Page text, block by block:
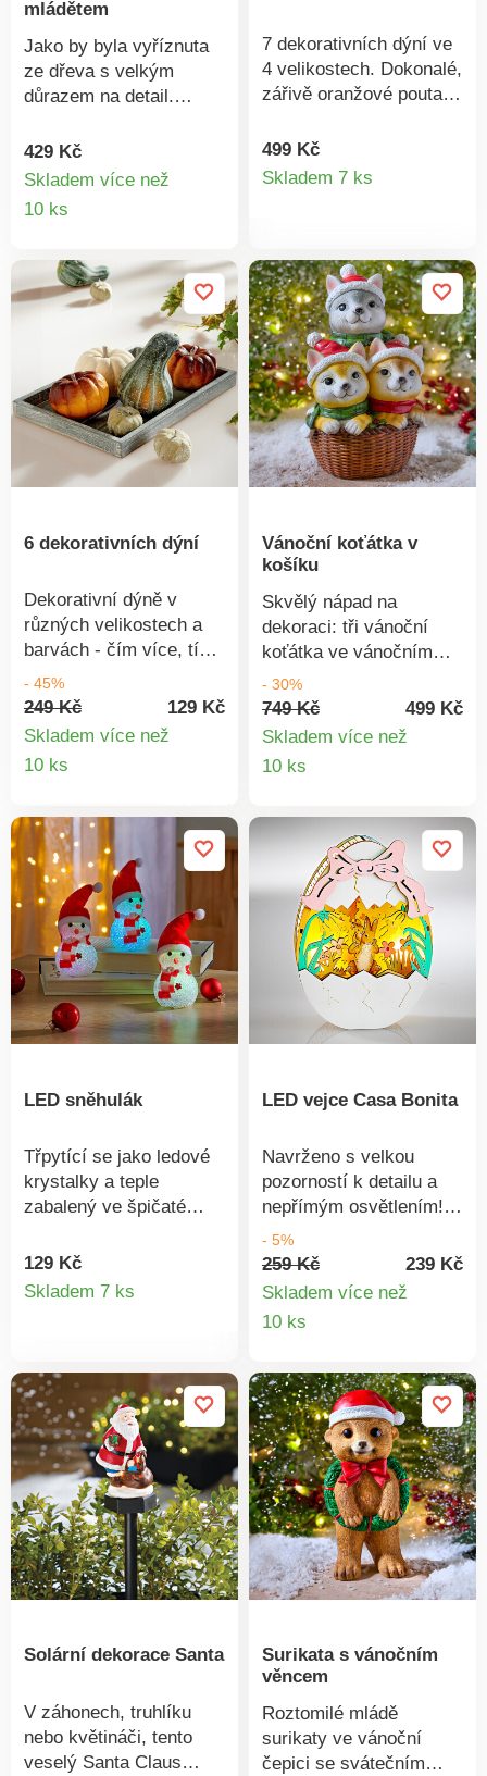
mládětem
Jako by byla vyříznuta
ze dřeva s velkým
důrazem na detail.
– dekorace zaujme
detailním zpracováním.
dynamikou, který dodá
Filigránový vzhled
dřeva. Velice realistické.
Skvělý poutač. Eldo.
429 Kč
Skladem více než
10 ks
7 dekorativních dýní ve
4 velikostech. Dokonalé,
zářivě oranžové poutače
stolu, oslavy sklizně
nebo večírky
499 Kč
Skladem 7 ks
6 dekorativních dýní
Dekorativní dýně v
různých velikostech a
barvách - čím více, tím
lépe!
- 45%
249 Kč
129 Kč
Skladem více než
10 ks
Vánoční koťátka v
košíku
Skvělý nápad na
dekoraci: tři vánoční
koťátka ve vánočním
košíku! Pohled na ně
každého zahřeje u
srdce. Nápad na
interiér + exteriér.
- 30%
749 Kč
499 Kč
Skladem více než
10 ks
LED sněhulák
Třpytící se jako ledové
krystalky a teple
zabalený ve špičaté
roztomilý sněhulák
nenechá nikoho na
dárek. LED. Provoz na
baterie. Nápad na dárek.
Eldo. Provoz na 2
knoflíkové baterie LR44
(nejsou součástí).
129 Kč
Skladem 7 ks
LED vejce Casa Bonita
Navrženo s velkou
pozorností k detailu a
nepřímým osvětlením!
Toto filigránské LED
vejce v jemných
pastelových tónech
výzdobu.
- 5%
259 Kč
239 Kč
Skladem více než
10 ks
Solární dekorace Santa
V záhonech, truhlíku
nebo květináči, tento
veselý Santa Claus
Surikata s vánočním
věncem
Roztomilé mládě
surikaty ve vánoční
čepici se svátečním